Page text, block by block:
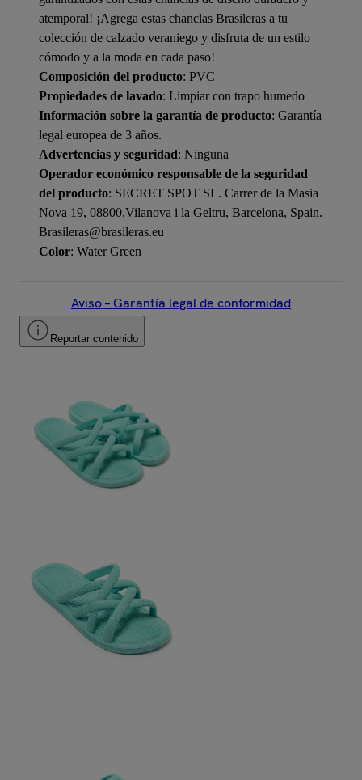
atemporal! ¡Agrega estas chanclas Brasileras a tu
colección de calzado veraniego y disfruta de un estilo
cómodo y a la moda en cada paso!
Composición del producto: PVC
Propiedades de lavado: Limpiar con trapo humedo
Información sobre la garantía de producto: Garantía
legal europea de 3 años.
Advertencias y seguridad: Ninguna
Operador económico responsable de la seguridad
del producto: SECRET SPOT SL. Carrer de la Masia
Nova 19, 08800,Vilanova i la Geltru, Barcelona, Spain.
Brasileras@brasileras.eu
Color: Water Green
Aviso – Garantía legal de conformidad
Reportar contenido